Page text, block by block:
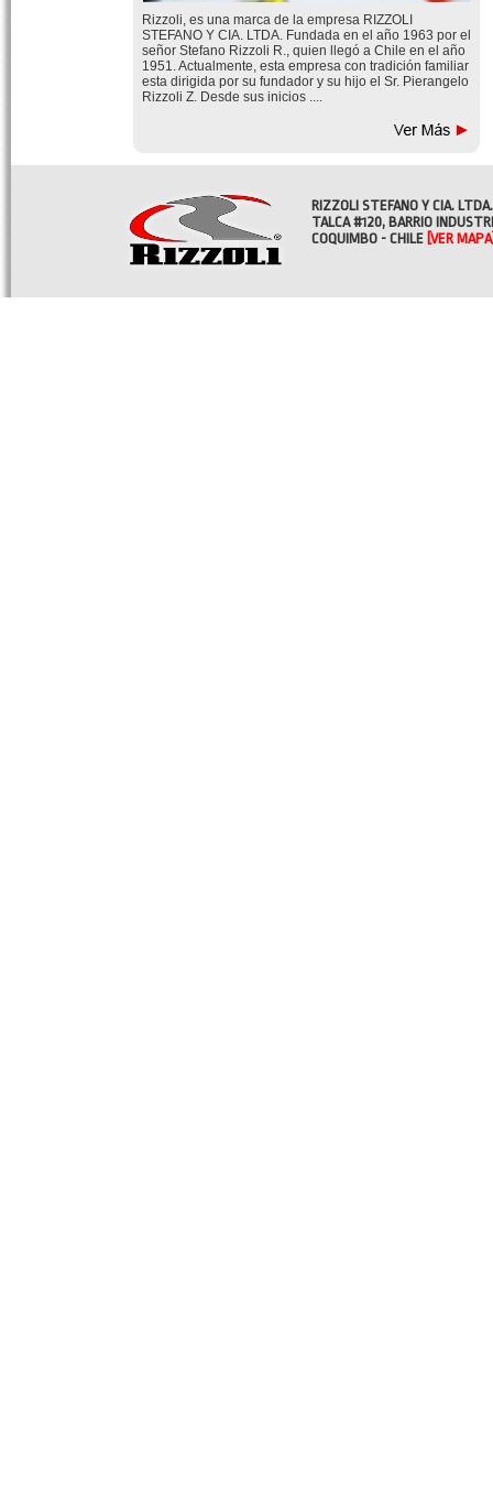
Rizzoli, es una marca de la empresa RIZZOLI
STEFANO Y CIA. LTDA. Fundada en el año 1963 por el
señor Stefano Rizzoli R., quien llegó a Chile en el año
1951. Actualmente, esta empresa con tradición familiar
esta dirigida por su fundador y su hijo el Sr. Pierangelo
Rizzoli Z. Desde sus inicios ....
RIZZOLI STEFANO Y CIA. LTDA.
TALCA #120, BARRIO
COQUIMBO - CHILE [VER